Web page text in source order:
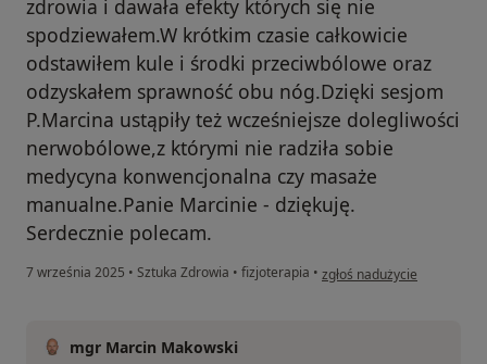
zdrowia i dawała efekty których się nie
spodziewałem.W krótkim czasie całkowicie
odstawiłem kule i środki przeciwbólowe oraz
odzyskałem sprawność obu nóg.Dzięki sesjom
P.Marcina ustąpiły też wcześniejsze dolegliwości
nerwobólowe,z którymi nie radziła sobie
medycyna konwencjonalna czy masaże
manualne.Panie Marcinie - dziękuję.
Serdecznie polecam.
7 września 2025 • Sztuka Zdrowia • fizjoterapia • w opinii użytkownika
zgłoś nadużycie
mgr Marcin Makowski